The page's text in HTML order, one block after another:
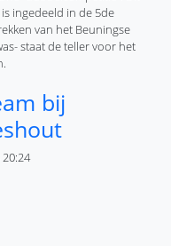
ingedeeld in de 5de
van het Beuningse
staat de teller voor het
Club Lieshout beleeft lastige
bij